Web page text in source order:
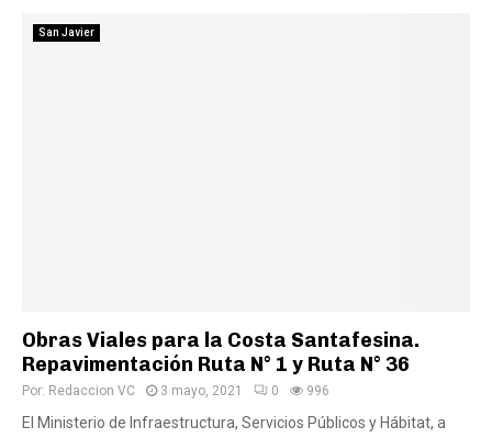
San Javier
Obras Viales para la Costa Santafesina.
Repavimentación Ruta N° 1 y Ruta N° 36
Por: Redaccion VC 3 mayo, 2021 0 996
El Ministerio de Infraestructura, Servicios Públicos y Hábitat, a